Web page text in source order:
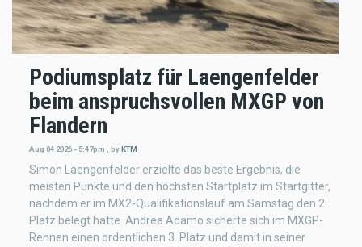
Podiumsplatz für Laengenfelder
beim anspruchsvollen MXGP von
Flandern
Aug 04 2026 - 5:47pm , by KTM
Simon Laengenfelder erzielte das beste Ergebnis, die
meisten Punkte und den höchsten Startplatz im Startgitter,
nachdem er im MX2-Qualifikationslauf am Samstag den 2.
Platz belegt hatte. Andrea Adamo sicherte sich im MXGP-
Rennen einen ordentlichen 3. Platz und damit in seiner